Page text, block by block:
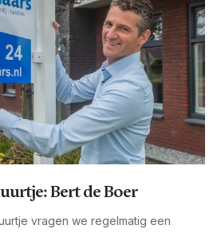
Bert de Boer
vragen we regelmatig een